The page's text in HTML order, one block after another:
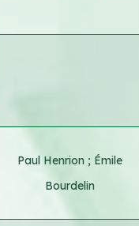
Paul Henrion ; Émile
Bourdelin